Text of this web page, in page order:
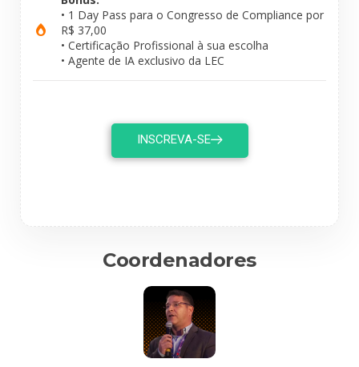
• 1 Day Pass para o Congresso de Compliance por
R$ 37,00
• Certificação Profissional à sua escolha
• Agente de IA exclusivo da LEC
INSCREVA-SE
Coordenadores